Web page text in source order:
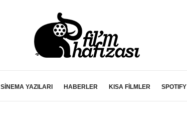
SİNEMA YAZILARI HABERLER KISA FİLMLER SPOTIFY